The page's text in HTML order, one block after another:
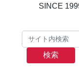
検索